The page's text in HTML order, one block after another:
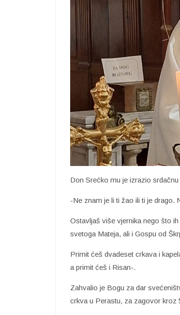
Don Srećko mu je izrazio
-Ne znam je li ti žao ili ti je drago.
Ostavljaš više vjernika nego što
svetoga Mateja, ali i Gospu od
Primit ćeš dvadeset crkava i
a primit ćeš i Risan-.
Zahvalio je Bogu za dar
crkva u Perastu, za zagovor kroz